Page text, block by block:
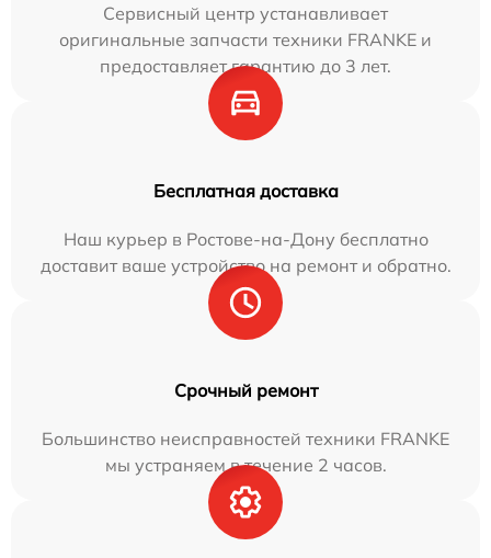
Сервисный центр устанавливает
оригинальные запчасти техники FRANKE и
предоставляет гарантию до 3 лет.
Бесплатная доставка
Наш курьер в Ростове-на-Дону бесплатно
доставит ваше устройство на ремонт и обратно.
Срочный ремонт
Большинство неисправностей техники FRANKE
мы устраняем в течение 2 часов.